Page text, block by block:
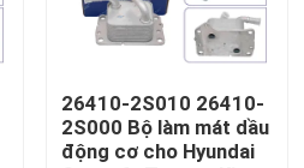
26410-2S010 26410-
2S000 Bộ làm mát dầu
động cơ cho Hyundai